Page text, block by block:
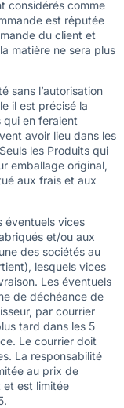
considérés comme
est réputée
du client et
matière ne sera plus
sans l’autorisation
il est précisé la
qui en feraient
avoir lieu dans les
les Produits qui
emballage original,
aux frais et aux
éventuels vices
et/ou aux
des sociétés au
lesquels vices
Les éventuels
de déchéance de
par courrier
tard dans les 5
Le courrier doit
La responsabilité
au prix de
et est limitée